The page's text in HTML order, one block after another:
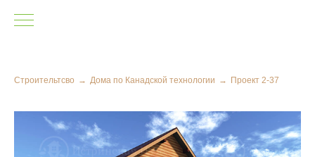
Строительтсво → Дома по Канадской технологии → Проект 2-37